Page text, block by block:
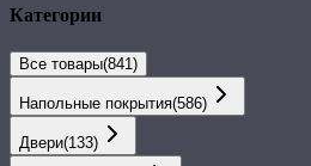
Категории
Все товары(841 )
Напольные покрытия(586)
Двери(133)